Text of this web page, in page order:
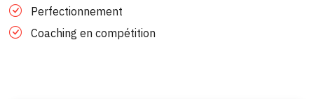
Perfectionnement
Coaching en compétition